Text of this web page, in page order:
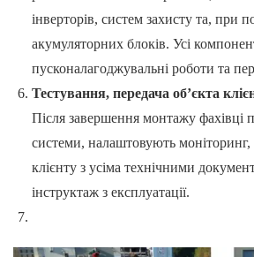
інверторів, систем захисту та, при
акумуляторних блоків. Усі
пусконалагоджувальні роботи та
Тестування, передача об’єкта
Після завершення монтажу фахівці
системи, налаштовують моніторинг,
клієнту з усіма технічними
інструктаж з експлуатації.